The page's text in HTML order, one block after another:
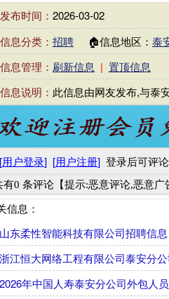
发布时间： 2026-03-02
信息分类： 招聘 🏠信息地区： 泰
信息管理： 刷新信息 | 置顶信息
信息说明： 此信息由网友发布,与泰
[用户登录] [用户注册] 登录后可评论
有0 条评论【提示:恶意评论,恶意广
信息：
山东柔性智能科技有限公司招聘信息
浙江恒大网络工程有限公司泰安分
2026年中国人寿泰安分公司外包人